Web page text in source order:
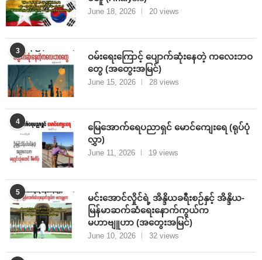
June 18, 2026 20 views
3
ဝမ်းရေးကြောင့် ပျောက်ဆုံးနေတဲ့ ကလေးဘဝ
တွေ (အတွေးအမြင်)
June 15, 2026 28 views
4
မြေအောက်ရေပညာရှင် မောင်ကျေးရေ (ရုပ်ပုံ
လွှာ)
June 11, 2026 19 views
5
မင်းအောင်လှိုင်ရဲ့ အိန္ဒိယခရီးစဉ်နှင့် အိန္ဒိယ-
မြန်မာဆက်ဆံရေးနောက်ကွယ်က
မဟာဗျူဟာ (အတွေးအမြင်)
June 10, 2026 32 views